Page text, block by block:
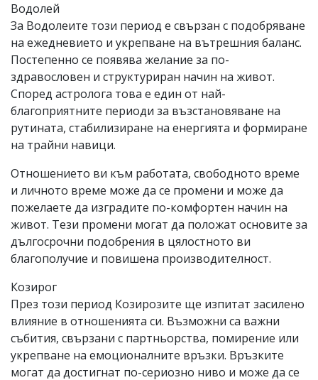
Водолей
За Водолеите този период е свързан с подобряване
на ежедневието и укрепване на вътрешния баланс.
Постепенно се появява желание за по-
здравословен и структуриран начин на живот.
Според астролога това е един от най-
благоприятните периоди за възстановяване на
рутината, стабилизиране на енергията и формиране
на трайни навици.
Отношението ви към работата, свободното време
и личното време може да се промени и може да
пожелаете да изградите по-комфортен начин на
живот. Тези промени могат да положат основите за
дългосрочни подобрения в цялостното ви
благополучие и повишена производителност.
Козирог
През този период Козирозите ще изпитат засилено
влияние в отношенията си. Възможни са важни
събития, свързани с партньорства, помирение или
укрепване на емоционалните връзки. Връзките
могат да достигнат по-сериозно ниво и може да се